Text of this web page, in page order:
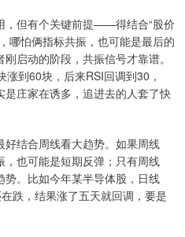
，但有个关键前提——得结合“股价
哪怕俩指标共振，也可能是最后的
启动的阶段，共振信号才靠谱。
到60块，后来RSI回调到30，
庄家在诱多，追进去的人套了快
结合周线看大趋势。如果周线
也可能是短期反弹；只有周线
。比如今年某半导体股，日线
跌，结果涨了五天就回调，要是